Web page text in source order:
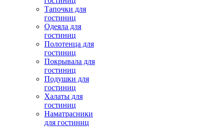
Тапочки для
гостиниц
Одеяла для
гостиниц
Полотенца для
гостиниц
Покрывала для
гостиниц
Подушки для
гостиниц
Халаты для
гостиниц
Наматрасники
для гостиниц